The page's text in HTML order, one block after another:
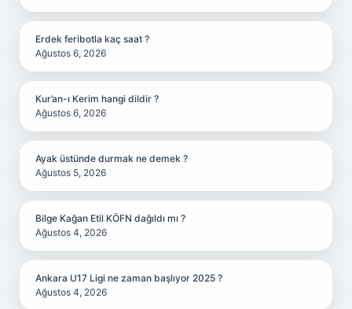
Erdek feribotla kaç saat ?
Ağustos 6, 2026
Kur’an-ı Kerim hangi dildir ?
Ağustos 6, 2026
Ayak üstünde durmak ne demek ?
Ağustos 5, 2026
Bilge Kağan Etil KÖFN dağıldı mı ?
Ağustos 4, 2026
Ankara U17 Ligi ne zaman başlıyor 2025 ?
Ağustos 4, 2026